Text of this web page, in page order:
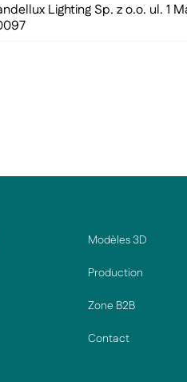
Lighting Sp. z o.o. ul. 1
Modèles 3D
Production
Zone B2B
Contact